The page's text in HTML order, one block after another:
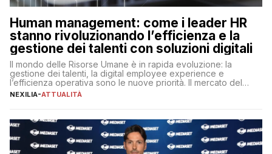
Human management: come i leader HR
stanno rivoluzionando l’efficienza e la
gestione dei talenti con soluzioni digitali
Il mondo delle Risorse Umane è in rapida evoluzione: la
gestione dei talenti, la digital employee experience e
l’efficienza operativa sono le nuove priorità. Il mercato del
lavoro, d’altra parte, è sempre più competitivo con una lotta
NEXILIA-ATTUALITÀ